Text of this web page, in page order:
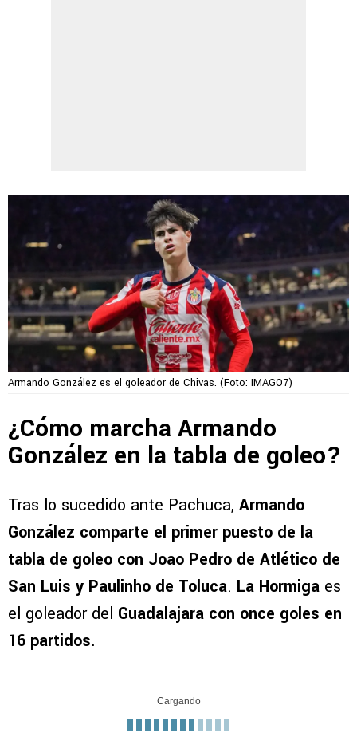
Armando González es el goleador de Chivas. (Foto: IMAGO7)
¿Cómo marcha Armando
González en la tabla de goleo?
Tras lo sucedido ante Pachuca, Armando
González comparte el primer puesto de la
tabla de goleo con Joao Pedro de Atlético de
San Luis y Paulinho de Toluca. La Hormiga es
el goleador del Guadalajara con once goles en
16 partidos.